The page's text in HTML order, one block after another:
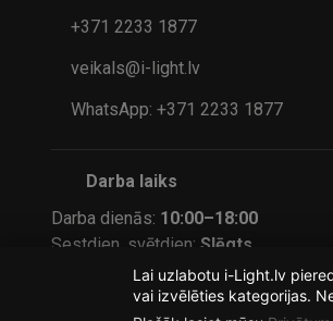
+371 2233 1877
veikals@i-light.lv
WhatsApp: +371 2233 1877
Darba laiks
Darba dienās: 10:00–18:00
Sestdien, svētdien:Slēgts
Pasūtījumus internetā var veikt jebkurā
— apstrādāsim tajā pašā vai nākamajā
Lai uzlabotu i-Light.lv
vai izvēlēties kategorijas.